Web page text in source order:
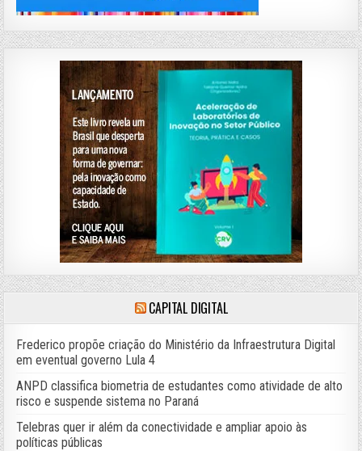
CAPITAL DIGITAL
Frederico propõe criação do Ministério da Infraestrutura Digital
em eventual governo Lula 4
ANPD classifica biometria de estudantes como atividade de alto
risco e suspende sistema no Paraná
Telebras quer ir além da conectividade e ampliar apoio às
políticas públicas